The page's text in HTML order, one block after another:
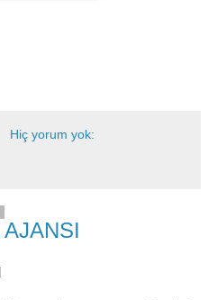
Hiç yorum yok: